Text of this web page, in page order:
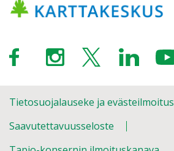
Tietosuojalauseke ja evästeilmoitus
Saavutettavuusseloste